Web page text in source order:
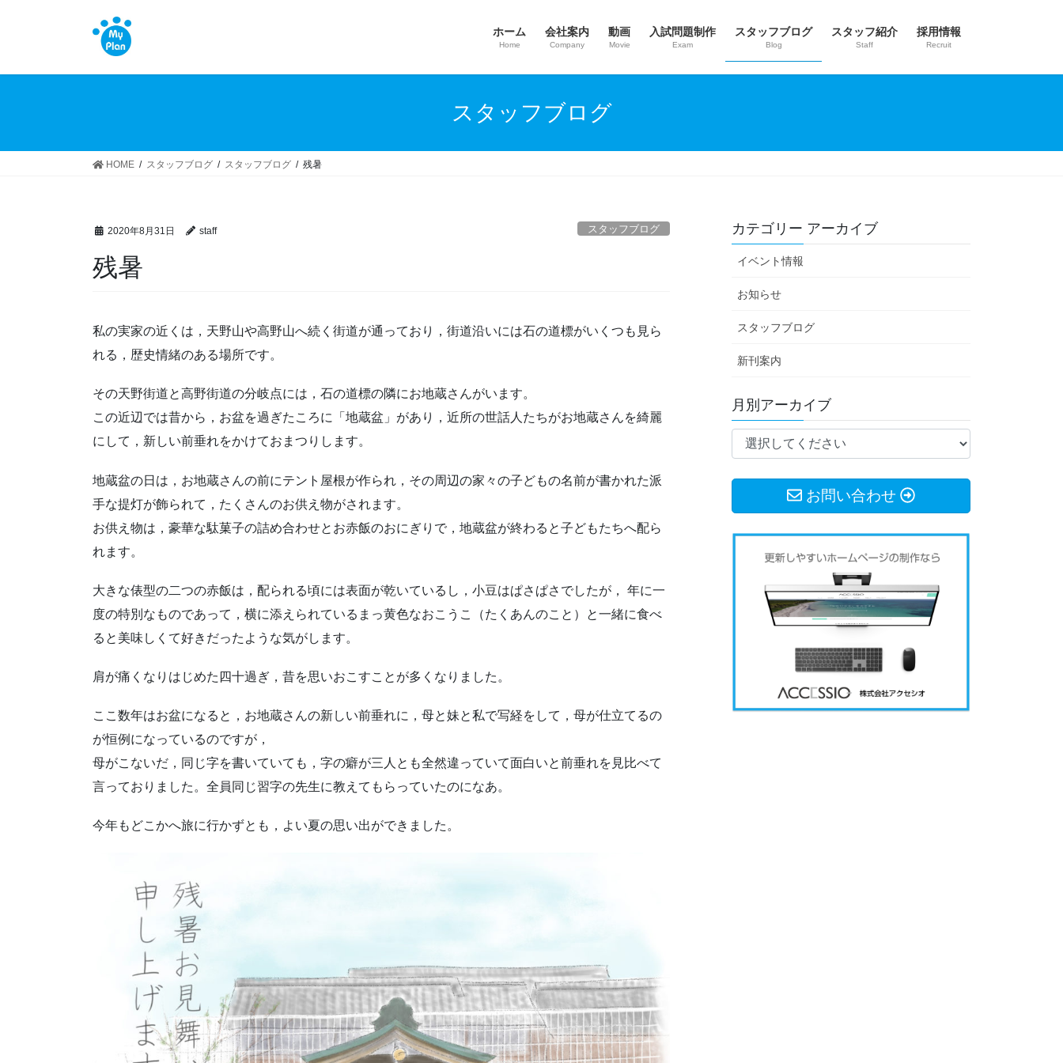
ホーム
Home
会社案内
Company
動画
Movie
入試問題制作
Exam
スタッフブログ
Blog
スタッフ紹介
Staff
採用情報
Recruit
スタッフブログ
HOME スタッフブログ スタッフブログ 残暑
2020年8月31日 staff スタッフブログ
残暑
私の実家の近くは，天野山や高野山へ続く街道が通っており，街道沿いには石の道標がいくつも見ら
れる，歴史情緒のある場所です。
その天野街道と高野街道の分岐点には，石の道標の隣にお地蔵さんがいます。
この近辺では昔から，お盆を過ぎたころに「地蔵盆」があり，近所の世話人たちがお地蔵さんを綺麗
にして，新しい前垂れをかけておまつりします。
地蔵盆の日は，お地蔵さんの前にテント屋根が作られ，その周辺の家々の子どもの名前が書かれた派
手な提灯が飾られて，たくさんのお供え物がされます。
お供え物は，豪華な駄菓子の詰め合わせとお赤飯のおにぎりで，地蔵盆が終わると子どもたちへ配ら
れます。
大きな俵型の二つの赤飯は，配られる頃には表面が乾いているし，小豆はぱさぱさでしたが， 年に一
度の特別なものであって，横に添えられているまっ黄色なおこうこ（たくあんのこと）と一緒に食べ
ると美味しくて好きだったような気がします。
肩が痛くなりはじめた四十過ぎ，昔を思いおこすことが多くなりました。
ここ数年はお盆になると，お地蔵さんの新しい前垂れに，母と妹と私で写経をして，母が仕立てるの
が恒例になっているのですが，
母がこないだ，同じ字を書いていても，字の癖が三人とも全然違っていて面白いと前垂れを見比べて
言っておりました。全員同じ習字の先生に教えてもらっていたのになあ。
今年もどこかへ旅に行かずとも，よい夏の思い出ができました。
カテゴリー アーカイブ
イベント情報
お知らせ
スタッフブログ
新刊案内
月別アーカイブ
お問い合わせ